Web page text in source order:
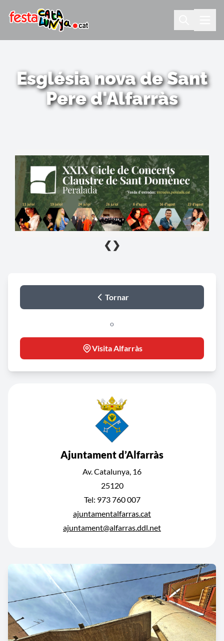
Església nova de Sant
Pere d'Alfarràs
❮ ❯
Tornar
o
Visita Alfarràs
Ajuntament d’Alfarràs
Av. Catalunya, 16
25120
Tel: 973 760 007
ajuntamentalfarras.cat
ajuntament@alfarras.ddl.net